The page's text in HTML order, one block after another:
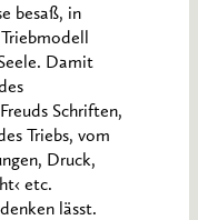
besaß, in
Damit
Schriften,
Triebs, vom
Druck,
etc.
lässt.